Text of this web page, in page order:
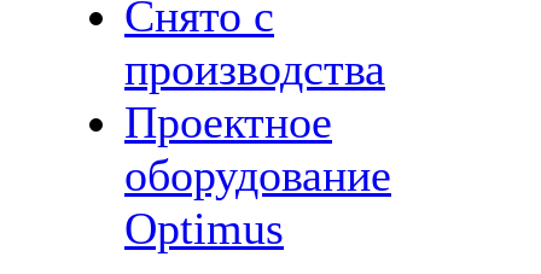
Снято с
производства
Проектное
оборудование
Optimus